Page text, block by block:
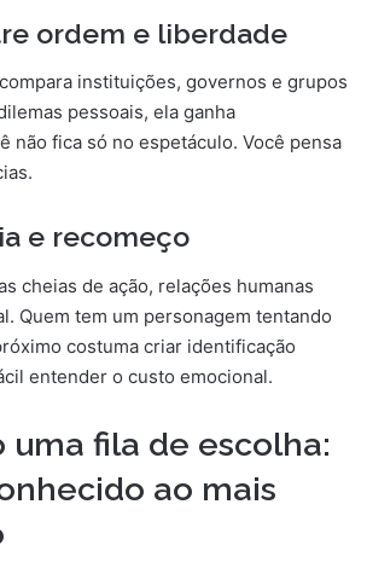
ordem e liberdade
instituições, governos e grupos
pessoais, ela ganha
não fica só no espetáculo. Você pensa
e recomeço
cheias de ação, relações humanas
Quem tem um personagem tentando
costuma criar identificação
entender o custo emocional.
uma fila de escolha:
ao mais